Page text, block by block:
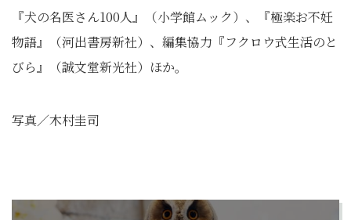
『犬の名医さん100人』（小学館ムック）、『極楽お不妊
物語』（河出書房新社）、編集協力『フクロウ式生活のと
びら』（誠文堂新光社）ほか。
写真／木村圭司